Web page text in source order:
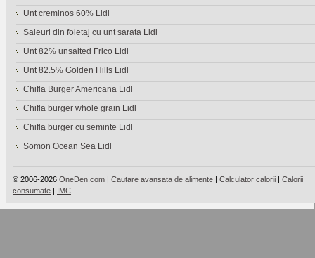
Unt creminos 60% Lidl
Saleuri din foietaj cu unt sarata Lidl
Unt 82% unsalted Frico Lidl
Unt 82.5% Golden Hills Lidl
Chifla Burger Americana Lidl
Chifla burger whole grain Lidl
Chifla burger cu seminte Lidl
Somon Ocean Sea Lidl
© 2006-2026 OneDen.com | Cautare avansata de alimente | Calculator calorii | Calorii
consumate | IMC